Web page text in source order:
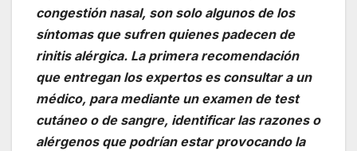
congestión nasal, son solo algunos de los
síntomas que sufren quienes padecen de
rinitis alérgica. La primera recomendación
que entregan los expertos es consultar a un
médico, para mediante un examen de test
cutáneo o de sangre, identificar las razones o
alérgenos que podrían estar provocando la